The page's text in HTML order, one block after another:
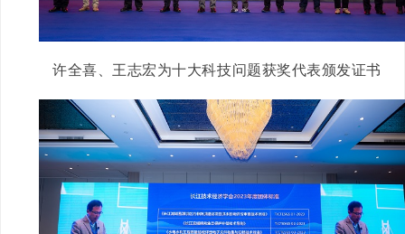
许全喜、王志宏为十大科技问题获奖代表颁发证书